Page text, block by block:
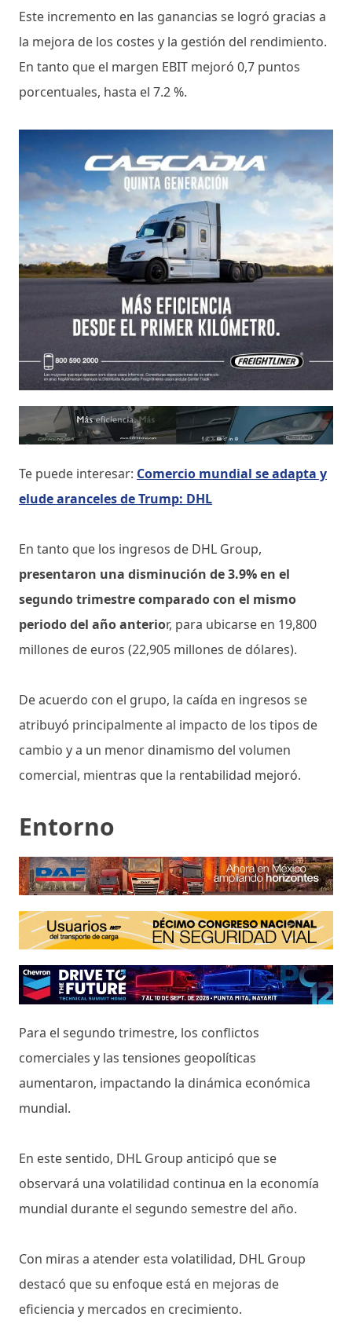
Este incremento en las ganancias se logró gracias a
la mejora de los costes y la gestión del rendimiento.
En tanto que el margen EBIT mejoró 0,7 puntos
porcentuales, hasta el 7.2 %.
Te puede interesar: Comercio mundial se adapta y
elude aranceles de Trump: DHL
En tanto que los ingresos de DHL Group,
presentaron una disminución de 3.9% en el
segundo trimestre comparado con el mismo
periodo del año anterior, para ubicarse en 19,800
millones de euros (22,905 millones de dólares).
De acuerdo con el grupo, la caída en ingresos se
atribuyó principalmente al impacto de los tipos de
cambio y a un menor dinamismo del volumen
comercial, mientras que la rentabilidad mejoró.
Entorno
Para el segundo trimestre, los conflictos
comerciales y las tensiones geopolíticas
aumentaron, impactando la dinámica económica
mundial.
En este sentido, DHL Group anticipó que se
observará una volatilidad continua en la economía
mundial durante el segundo semestre del año.
Con miras a atender esta volatilidad, DHL Group
destacó que su enfoque está en mejoras de
eficiencia y mercados en crecimiento.